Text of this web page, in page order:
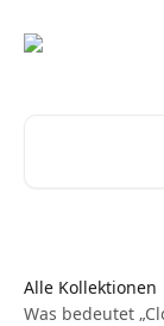
Alle Kollektionen
Was bedeutet